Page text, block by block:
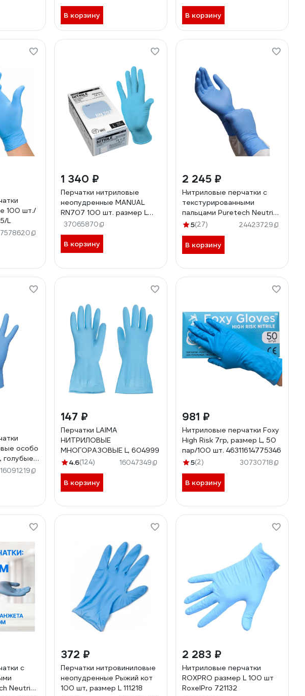
В корзину В корзину
100 шт./
L
1 340 ₽
Перчатки нитриловые
неопудренные MANUAL
RN707 100 шт. размер L
CT0000005211
37065870
В корзину
2 245 ₽
Нитриловые перчатки c
текстурированными
пальцами Puretech Neutrino
Protect 30см L, голубые,
5(27) 24423729
В корзину
особо
голубые,,
16091219
147 ₽
Перчатки LAIMA
НИТРИЛОВЫЕ
МНОГОРАЗОВЫЕ L, 604999
4.6(124) 16047349
В корзину
981 ₽
Нитриловые перчатки Foxy
High Risk 7гр, размер L, 50
пар/100 шт. 46311614775346
5(2) 30730718
В корзину
с
Neutrino
372 ₽
Перчатки нитровиниловые
неопудренные Рыжий кот
100 шт, размер L 111218
2 283 ₽
Нитриловые перчатки
ROXPRO размер L 100 шт
RoxelPro 721132